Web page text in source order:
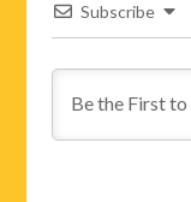
Subscribe